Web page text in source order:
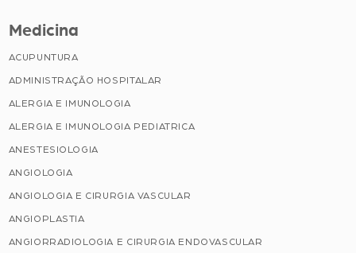
Medicina
ACUPUNTURA
ADMINISTRAÇÃO HOSPITALAR
ALERGIA E IMUNOLOGIA
ALERGIA E IMUNOLOGIA PEDIATRICA
ANESTESIOLOGIA
ANGIOLOGIA
ANGIOLOGIA E CIRURGIA VASCULAR
ANGIOPLASTIA
ANGIORRADIOLOGIA E CIRURGIA ENDOVASCULAR